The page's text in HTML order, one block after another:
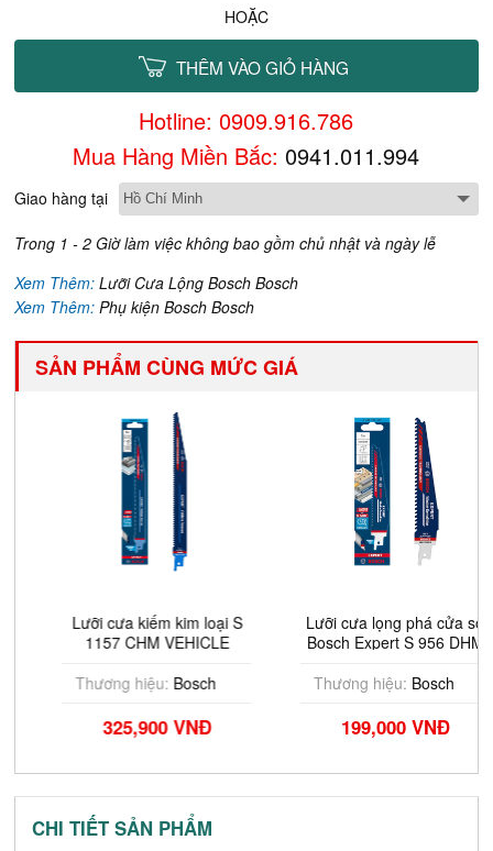
HOẶC
THÊM VÀO GIỎ HÀNG
Hotline: 0909.916.786
Mua Hàng Miền Bắc: 0941.011.994
Giao hàng tại
Trong 1 - 2 Giờ làm việc không bao gồm chủ nhật và ngày lễ
Xem Thêm:Lưỡi Cưa Lộng Bosch Bosch
Xem Thêm:Phụ kiện Bosch Bosch
SẢN PHẨM CÙNG MỨC GIÁ
Lưỡi cưa kiếm kim loại S
1157 CHM VEHICLE
2608900380
Thương hiệu:Bosch
325,900 VNĐ
Lưỡi cưa lọng phá cửa sổ
Bosch Expert S 956 DHM
Thương hiệu:Bosch
199,000 VNĐ
CHI TIẾT SẢN PHẨM